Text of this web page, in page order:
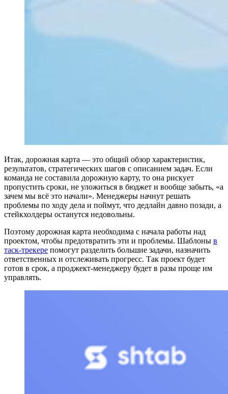
Итак, дорожная карта — это общий обзор характеристик,
результатов, стратегических шагов с описанием задач. Если
команда не составила дорожную карту, то она рискует
пропустить сроки, не уложиться в бюджет и вообще забыть, «а
зачем мы всё это начали». Менеджеры начнут решать
проблемы по ходу дела и поймут, что дедлайн давно позади, а
стейкхолдеры останутся недовольны.
Поэтому дорожная карта необходима с начала работы над
проектом, чтобы предотвратить эти и проблемы. Шаблоны в
таск-трекере помогут разделить большие задачи, назначить
ответственных и отслеживать прогресс. Так проект будет
готов в срок, а проджект-менеджеру будет в разы проще им
управлять.